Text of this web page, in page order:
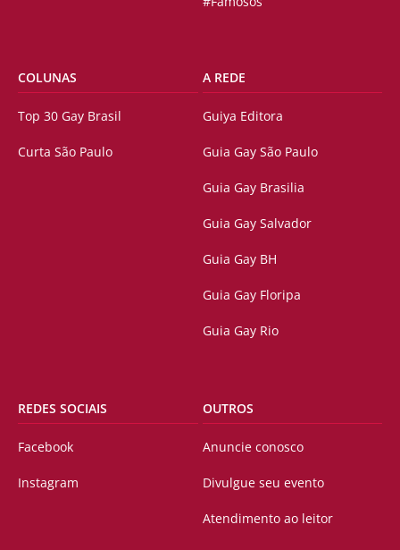
COLUNAS
Top 30 Gay Brasil
Curta São Paulo
A REDE
Guiya Editora
Guia Gay São Paulo
Guia Gay Brasilia
Guia Gay Salvador
Guia Gay BH
Guia Gay Floripa
Guia Gay Rio
REDES SOCIAIS
Facebook
Instagram
OUTROS
Anuncie conosco
Divulgue seu evento
Atendimento ao leitor